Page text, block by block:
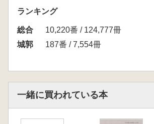
ランキング
総合
10,220番 / 124,777冊
城郭
187番 / 7,554冊
一緒に買われている本